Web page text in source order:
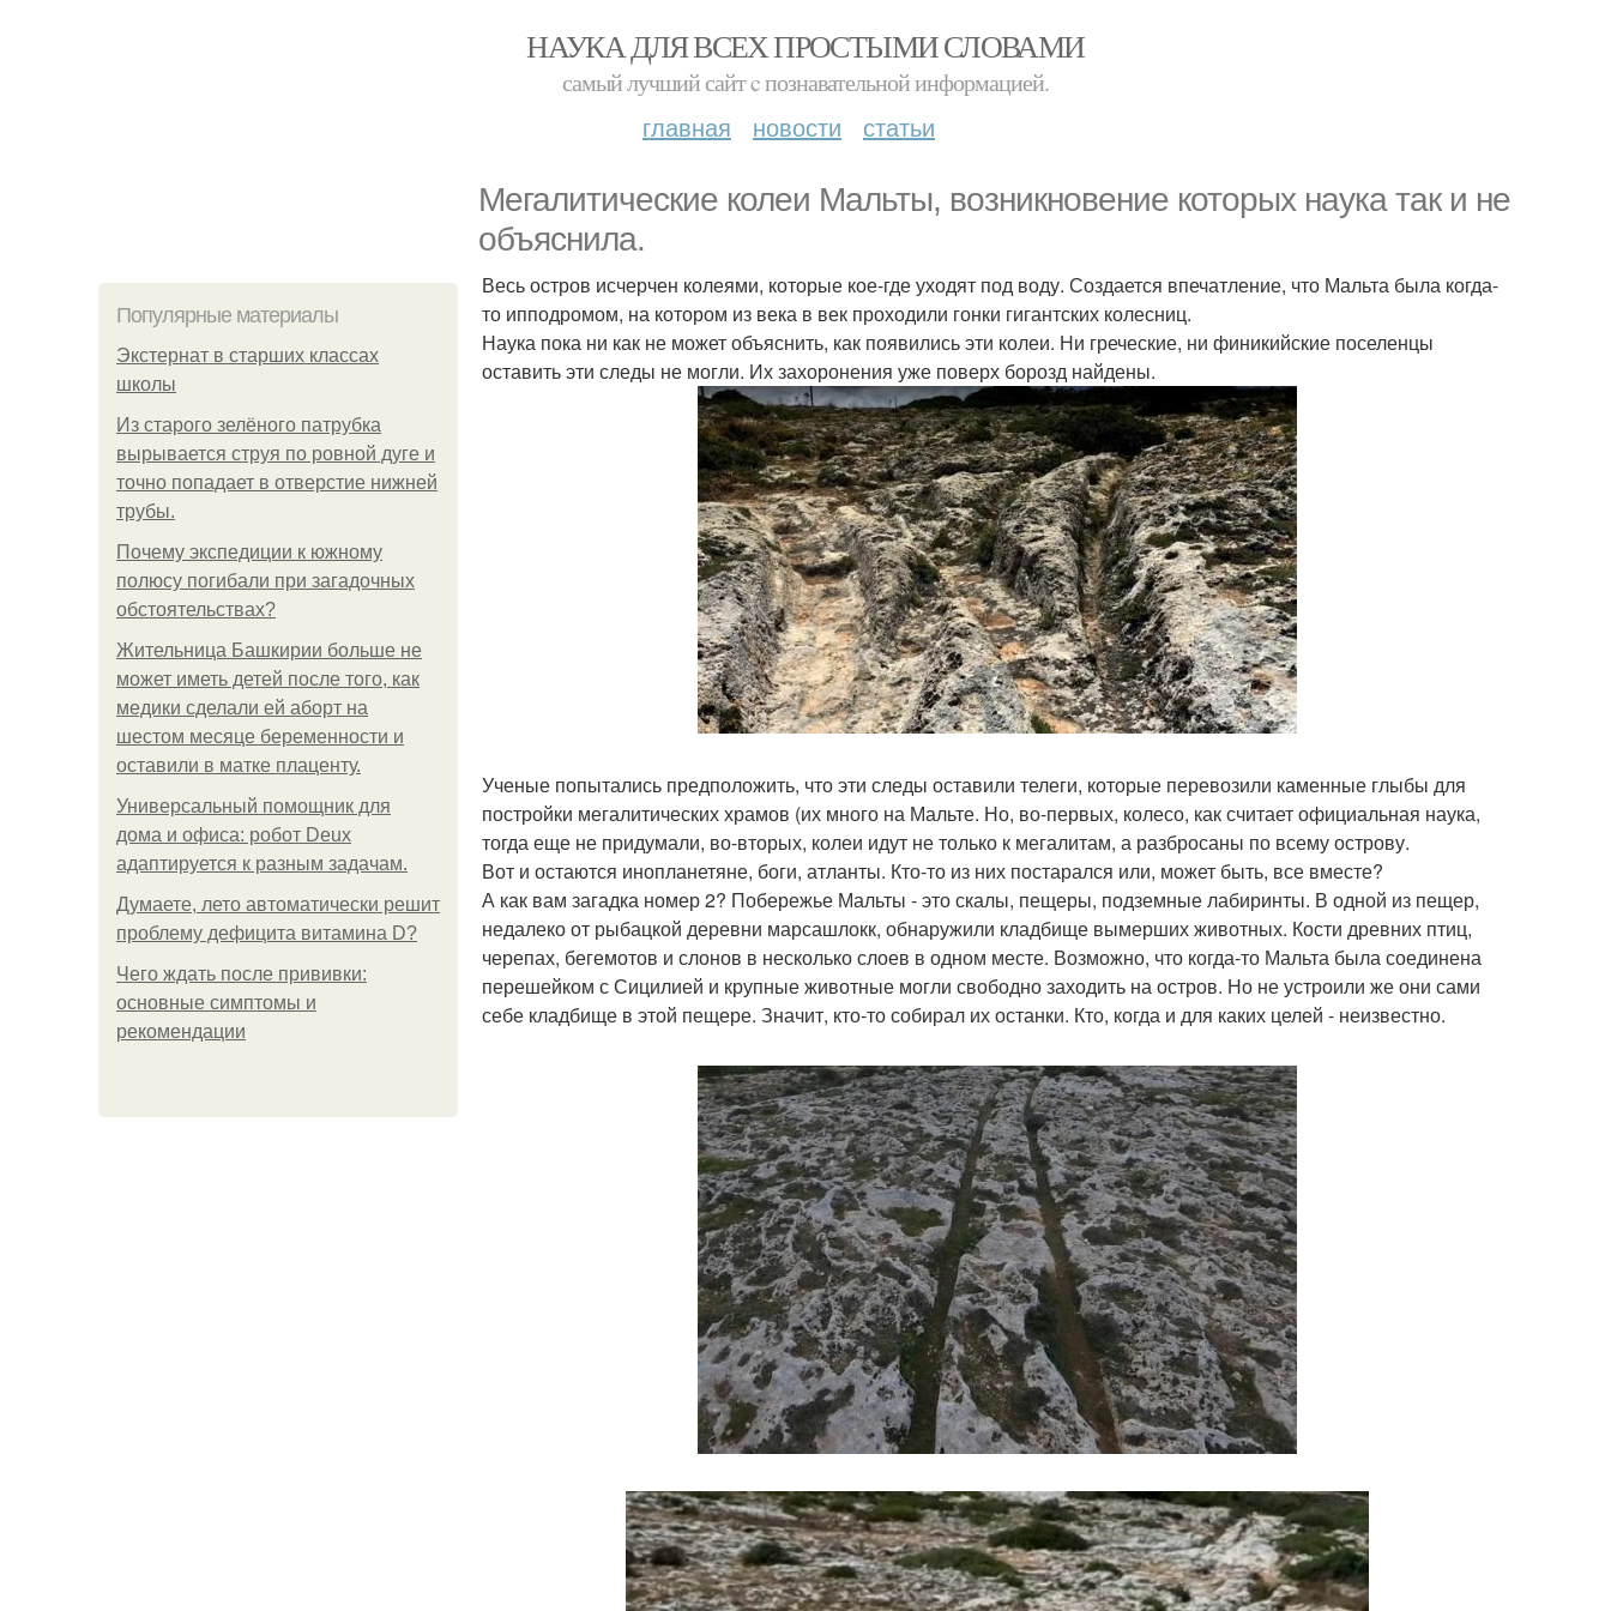
НАУКА ДЛЯ ВСЕХ ПРОСТЫМИ СЛОВАМИ
самый лучший сайт c познавательной информацией.
главная новости статьи
Мегалитические колеи Мальты, возникновение которых наука так и не
объяснила.
Популярные материалы
Экстернат в старших классах
школы
Из старого зелёного патрубка
вырывается струя по ровной дуге и
точно попадает в отверстие нижней
трубы.
Почему экспедиции к южному
полюсу погибали при загадочных
обстоятельствах?
Жительница Башкирии больше не
может иметь детей после того, как
медики сделали ей аборт на
шестом месяце беременности и
оставили в матке плаценту.
Универсальный помощник для
дома и офиса: робот Deux
адаптируется к разным задачам.
Думаете, лето автоматически решит
проблему дефицита витамина D?
Чего ждать после прививки:
основные симптомы и
рекомендации
Весь остров исчерчен колеями, которые кое-где уходят под воду. Создается впечатление, что Мальта была когда-
то ипподромом, на котором из века в век проходили гонки гигантских колесниц.
Наука пока ни как не может объяснить, как появились эти колеи. Ни греческие, ни финикийские поселенцы
оставить эти следы не могли. Их захоронения уже поверх борозд найдены.
Ученые попытались предположить, что эти следы оставили телеги, которые перевозили каменные глыбы для
постройки мегалитических храмов (их много на Мальте. Но, во-первых, колесо, как считает официальная наука,
тогда еще не придумали, во-вторых, колеи идут не только к мегалитам, а разбросаны по всему острову.
Вот и остаются инопланетяне, боги, атланты. Кто-то из них постарался или, может быть, все вместе?
А как вам загадка номер 2? Побережье Мальты - это скалы, пещеры, подземные лабиринты. В одной из пещер,
недалеко от рыбацкой деревни марсашлокк, обнаружили кладбище вымерших животных. Кости древних птиц,
черепах, бегемотов и слонов в несколько слоев в одном месте. Возможно, что когда-то Мальта была соединена
перешейком с Сицилией и крупные животные могли свободно заходить на остров. Но не устроили же они сами
себе кладбище в этой пещере. Значит, кто-то собирал их останки. Кто, когда и для каких целей - неизвестно.